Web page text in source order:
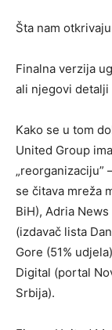
Šta nam
Finalna verzija
ali njegovi detalji
Kako se u tom
United Group
„reorganizaciju”
se čitava mreža
BiH), Adria
(izdavač lista
Gore (51%
Digital (portal
Srbija).